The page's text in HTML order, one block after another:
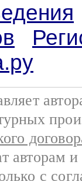
авторам
с